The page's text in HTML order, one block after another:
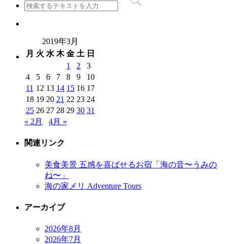
2019年3月
月 火 水 木 金 土 日
1
2
3
4
5 6 7 8 9
10
11 12 13 14 15 16 17
18 19 20 21 22 23 24
25 26 27 28 29 30 31
« 2月
4月 »
関連リンク
美食美景 五感を喜ばせるお宿「海の音〜うみの
ね〜」
海の家メリ Adventure Tours
アーカイブ
2026年8月
2026年7月